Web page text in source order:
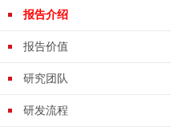
报告介绍
报告价值
研究团队
研发流程